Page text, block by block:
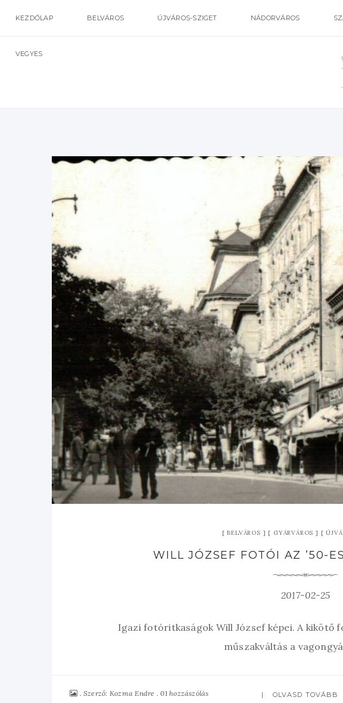
KEZDŐLAP BELVÁROS ÚJVÁROS-SZIGET NÁDORVÁROS
VEGYES
BELVÁROS GYÁRVÁROS
WILL JÓZSEF FOTÓI AZ ’50-
2017-02-25
Igazi fotóritkaságok Will József képei. A kikötő
műszakváltás a
Szerző: Kozma Endre 01 hozzászólás OLVASD TOVÁBB